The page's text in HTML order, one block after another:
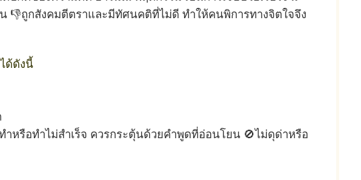
👎ถูกสังคมตีตราและมีทัศนคติที่ไม่ดี ทำให้คนพิการทางจิตใจจึง
ด้ดังนี้
ำหรือทำไม่สำเร็จ ควรกระตุ้นด้วยคำพูดที่อ่อนโยน 🚫ไม่ดุด่าหรือ